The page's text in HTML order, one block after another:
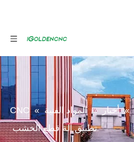
» أخبار » المواد الفنية »
CNC
تطبيق آلة قطع الخشب